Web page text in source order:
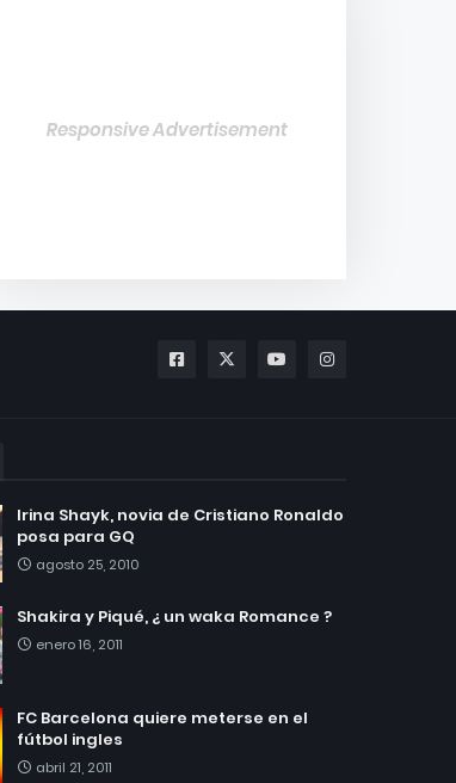
Responsive Advertisement
Irina Shayk, novia de Cristiano Ronaldo
posa para GQ
agosto 25, 2010
Shakira y Piqué, ¿ un waka Romance ?
enero 16, 2011
FC Barcelona quiere meterse en el
fútbol ingles
abril 21, 2011